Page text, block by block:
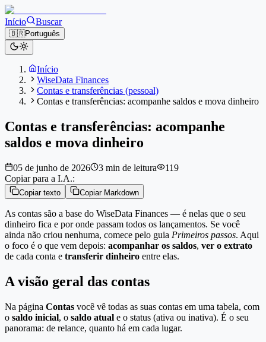
Início Buscar
🇧🇷Português
Início
WiseData Finances
Contas e transferências (pessoal)
Contas e transferências: acompanhe saldos e mova dinheiro
Contas e transferências: acompanhe
saldos e mova dinheiro
05 de junho de 2026 3 min de leitura
119
Copiar para a I.A.:
Copiar texto Copiar Markdown
As contas são a base do WiseData Finances — é nelas que o seu
dinheiro fica e por onde passam todos os lançamentos. Se você
ainda não criou nenhuma, comece pelo guia Primeiros passos. Aqui
o foco é o que vem depois: acompanhar os saldos, ver o extrato
de cada conta e transferir dinheiro entre elas.
A visão geral das contas
Na página Contas você vê todas as suas contas em uma tabela, com
o saldo inicial, o saldo atual e o status (ativa ou inativa). É o seu
panorama: de relance, quanto há em cada lugar.